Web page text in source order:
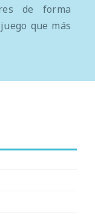
de forma
que más